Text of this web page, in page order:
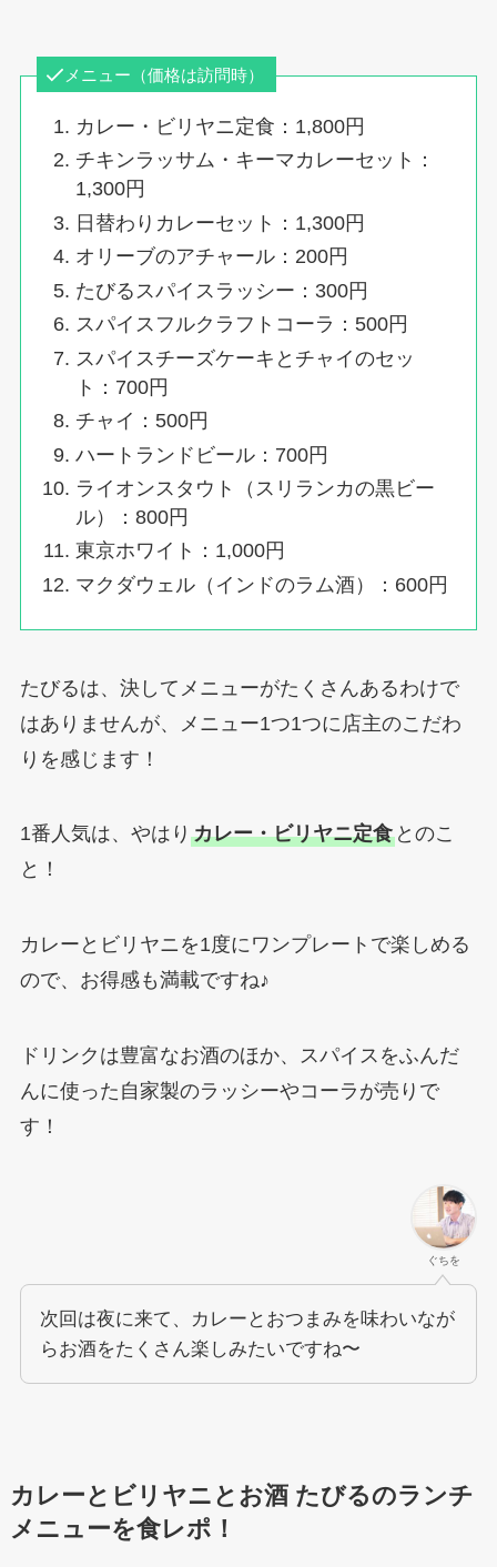
メニュー（価格は訪問時）
カレー・ビリヤニ定食：1,800円
チキンラッサム・キーマカレーセット：
1,300円
日替わりカレーセット：1,300円
オリーブのアチャール：200円
たびるスパイスラッシー：300円
スパイスフルクラフトコーラ：500円
スパイスチーズケーキとチャイのセッ
ト：700円
チャイ：500円
ハートランドビール：700円
ライオンスタウト（スリランカの黒ビー
ル）：800円
東京ホワイト：1,000円
マクダウェル（インドのラム酒）：600円
たびるは、決してメニューがたくさんあるわけで
はありませんが、メニュー1つ1つに店主のこだわ
りを感じます！
1番人気は、やはり カレー・ビリヤニ定食とのこ
と！
カレーとビリヤニを1度にワンプレートで楽しめる
ので、お得感も満載ですね♪
ドリンクは豊富なお酒のほか、スパイスをふんだ
んに使った自家製のラッシーやコーラが売りで
す！
ぐちを
次回は夜に来て、カレーとおつまみを味わいなが
らお酒をたくさん楽しみたいですね〜
カレーとビリヤニとお酒 たびるのランチ
メニューを食レポ！